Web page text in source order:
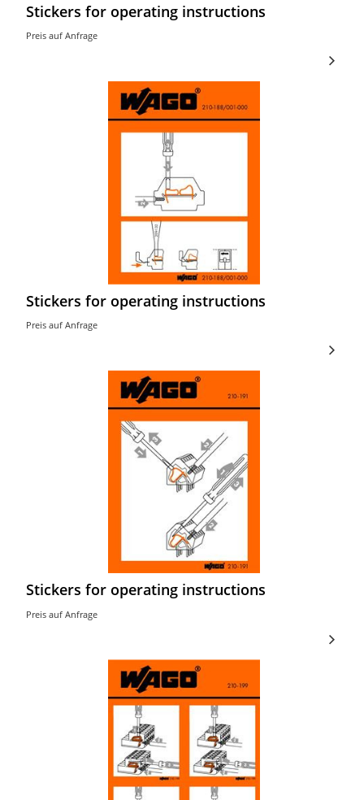
Stickers for operating instructions
Preis auf Anfrage
Stickers for operating instructions
Preis auf Anfrage
Stickers for operating instructions
Preis auf Anfrage